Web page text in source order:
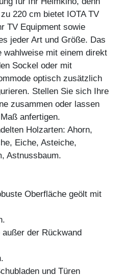
220 cm bietet IOTA TV
TV Equipment sowie
jeder Art und Größe. Das
wahlweise mit einem direkt
Sockel oder mit
optisch zusätzlich
Stellen Sie sich Ihre
zusammen oder lassen
anfertigen.
Holzarten: Ahorn,
Eiche, Asteiche,
Astnussbaum.
Oberfläche geölt mit
der Rückwand
und Türen